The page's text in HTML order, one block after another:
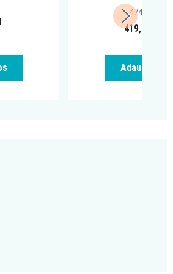
419,00
474,87
Adauga in